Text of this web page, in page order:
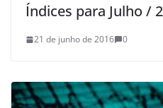
Índices para Julho /
21 de junho de 2016 0